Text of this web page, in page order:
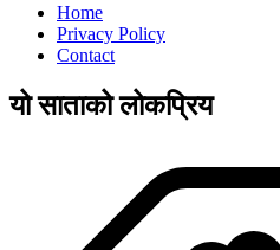
Home
Privacy Policy
Contact
यो साताको लोकप्रिय